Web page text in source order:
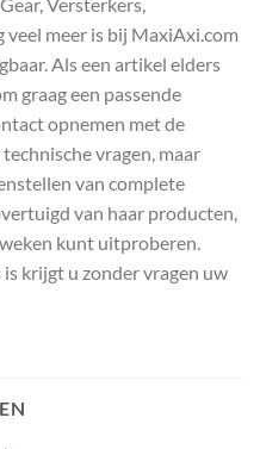
Versterkers,
meer is bij MaxiAxi.com
Als een artikel elders
graag een passende
opnemen met de
vragen, maar
van complete
van haar producten,
kunt uitproberen.
krijgt u zonder vragen uw